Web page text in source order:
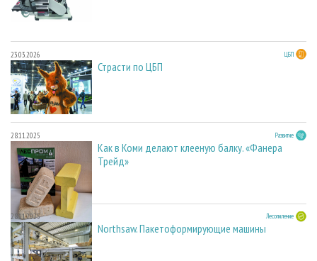
23.03.2026 ЦБП
Страсти по ЦБП
28.11.2025 Развитие
Как в Коми делают клееную балку. «Фанера
Трейд»
28.11.2025 Лесопиление
Northsaw. Пакетоформирующие машины